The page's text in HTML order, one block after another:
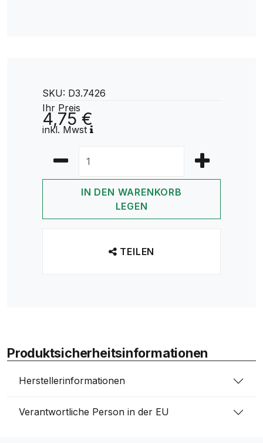
SKU: D3.7426
Ihr Preis
4,75 €
inkl. Mwst
IN DEN WARENKORB
LEGEN
TEILEN
Produktsicherheitsinformationen
Herstellerinformationen
Verantwortliche Person in der EU